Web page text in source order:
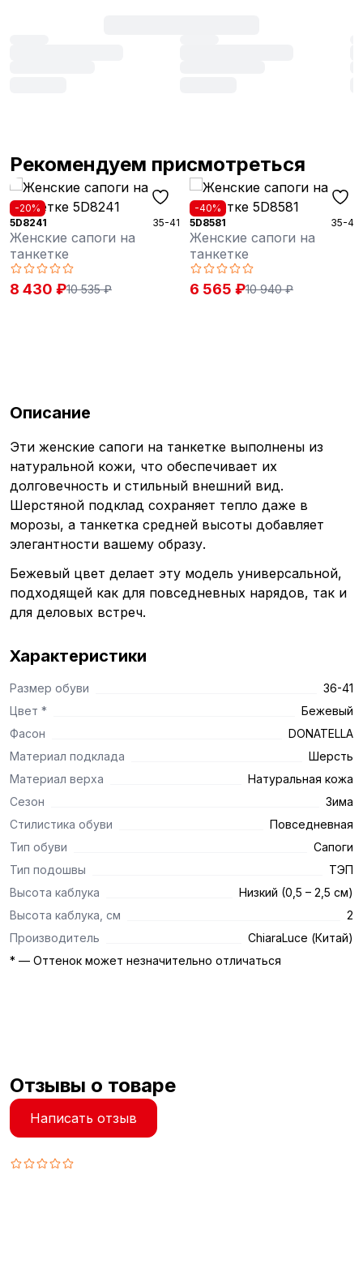
Рекомендуем присмотреться
-20%
5D8241
35-41
Женские сапоги на
танкетке
8 430 ₽10 535 ₽
-40%
5D8581
35-42
Женские сапоги на
танкетке
6 565 ₽10 940 ₽
Описание
Эти женские сапоги на танкетке выполнены из
натуральной кожи, что обеспечивает их
долговечность и стильный внешний вид.
Шерстяной подклад сохраняет тепло даже в
морозы, а танкетка средней высоты добавляет
элегантности вашему образу.
Бежевый цвет делает эту модель универсальной,
подходящей как для повседневных нарядов, так и
для деловых встреч.
Характеристики
Размер обуви
36-41
Цвет *
Бежевый
Фасон
DONATELLA
Материал подклада
Шерсть
Материал верха
Натуральная кожа
Сезон
Зима
Стилистика обуви
Повседневная
Тип обуви
Сапоги
Тип подошвы
ТЭП
Высота каблука
Низкий (0,5 – 2,5 см)
Высота каблука, см
2
Производитель
ChiaraLuce (Китай)
* — Оттенок может незначительно отличаться
Отзывы о товаре
Написать отзыв